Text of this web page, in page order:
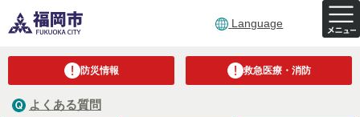
Language
防災情報 救急医療・消防
よくある質問